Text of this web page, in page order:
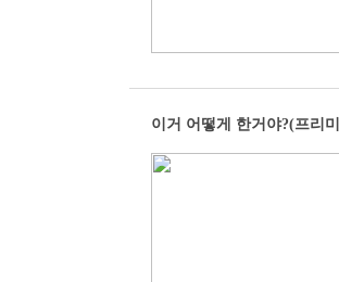
이거 어떻게 한거야?(프리